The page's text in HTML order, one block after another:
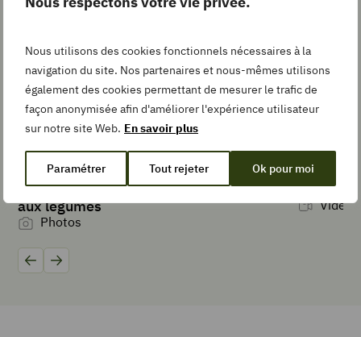
Nous utilisons des cookies fonctionnels nécessaires à la
navigation du site. Nos partenaires et nous-mêmes utilisons
également des cookies permettant de mesurer le trafic de
façon anonymisée afin d'améliorer l'expérience utilisateur
sur notre site Web. En savoir plus
Paramétrer Tout rejeter Ok pour moi
Add
TEMPS DE
PRÉPARATION
15minutes
min
TYPE DE PLAT
Dessert
Préparer une eau aromatisée aux fruits,
aux légumes
Photos
Zester
Vidéos
Précédent
Suivant